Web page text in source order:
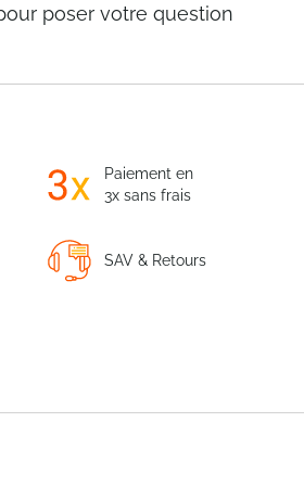
poser votre question
Paiement en
3x sans frais
SAV & Retours